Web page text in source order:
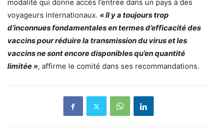
modalité qui donne accès l’entrée dans un pays à des
voyageurs internationaux. « Il y a toujours trop
d’inconnues fondamentales en termes d’efficacité des
vaccins pour réduire la transmission du virus et les
vaccins ne sont encore disponibles qu’en quantité
limitée », affirme le comité dans ses recommandations.